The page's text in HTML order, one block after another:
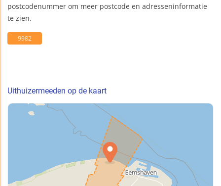
postcodenummer om meer postcode en adresseninformatie
te zien.
9982
Uithuizermeeden op de kaart